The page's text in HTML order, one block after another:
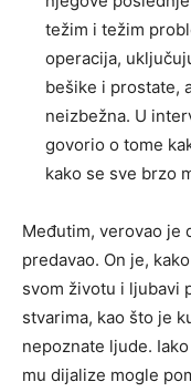
težim i težim
operacija,
bešike i prostate,
neizbežna. U
govorio o tome
kako se sve brzo
Međutim, verovao je
predavao. On je,
svom životu i ljubavi
stvarima, kao što je
nepoznate ljude.
mu dijalize mogle